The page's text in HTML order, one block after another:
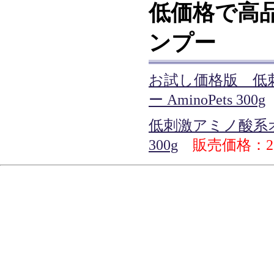
低価格で高
ンプー
お試し価格版 低
ー AminoPets 300g
低刺激アミノ酸系
300g
販売価格：